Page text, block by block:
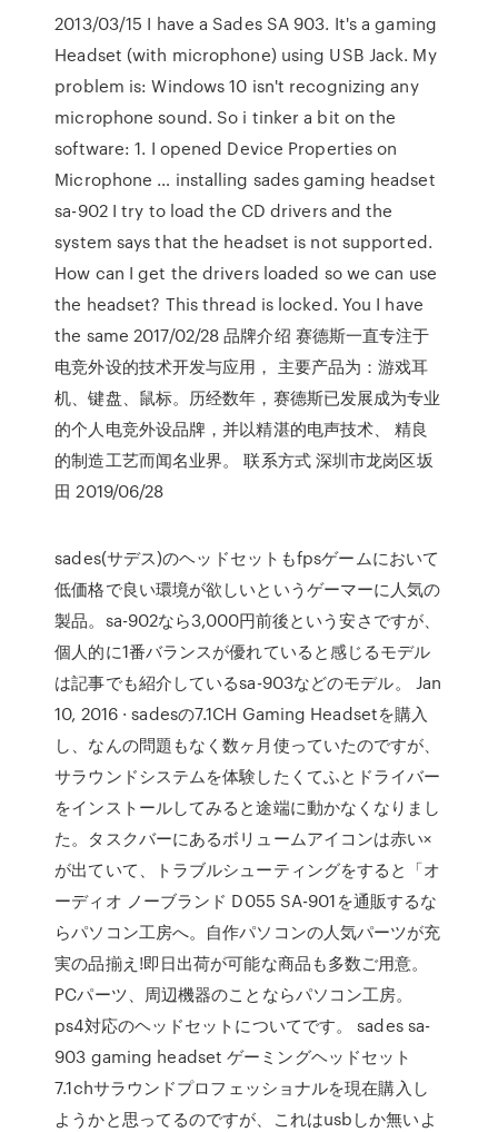
2013/03/15 I have a Sades SA 903. It's a gaming
Headset (with microphone) using USB Jack. My
problem is: Windows 10 isn't recognizing any
microphone sound. So i tinker a bit on the
software: 1. I opened Device Properties on
Microphone … installing sades gaming headset
sa-902 I try to load the CD drivers and the
system says that the headset is not supported.
How can I get the drivers loaded so we can use
the headset? This thread is locked. You I have
the same 2017/02/28 品牌介绍 赛德斯一直专注于
电竞外设的技术开发与应用， 主要产品为：游戏耳
机、键盘、鼠标。历经数年，赛德斯已发展成为专业
的个人电竞外设品牌，并以精湛的电声技术、 精良
的制造工艺而闻名业界。 联系方式 深圳市龙岗区坂
田 2019/06/28
sades(サデス)のヘッドセットもfpsゲームにおいて
低価格で良い環境が欲しいというゲーマーに人気の
製品。sa-902なら3,000円前後という安さですが、
個人的に1番バランスが優れていると感じるモデル
は記事でも紹介しているsa-903などのモデル。 Jan
10, 2016 · sadesの7.1CH Gaming Headsetを購入
し、なんの問題もなく数ヶ月使っていたのですが、
サラウンドシステムを体験したくてふとドライバー
をインストールしてみると途端に動かなくなりまし
た。タスクバーにあるボリュームアイコンは赤い×
が出ていて、トラブルシューティングをすると「オ
ーディオ ノーブランド D055 SA-901を通販するな
らパソコン工房へ。自作パソコンの人気パーツが充
実の品揃え!即日出荷が可能な商品も多数ご用意。
PCパーツ、周辺機器のことならパソコン工房。
ps4対応のヘッドセットについてです。 sades sa-
903 gaming headset ゲーミングヘッドセット
7.1chサラウンドプロフェッショナルを現在購入し
ようかと思ってるのですが、これはusbしか無いよ